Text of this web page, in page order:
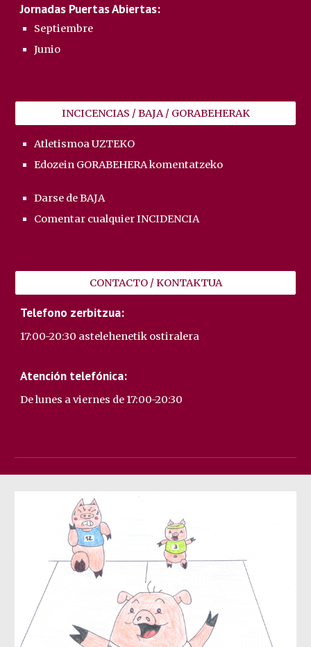
Jornadas Puertas Abiertas:
Septiembre
Junio
INCICENCIAS / BAJA / GORABEHERAK
AtletismoaUZTEKO
Edozein GORABEHERA komentatzeko
Darse de BAJA
Comentar cualquier INCIDENCIA
CONTACTO / KONTAKTUA
Telefono zerbitzua:
17:00-20:30 astelehenetik ostiralera
Atención telefónica:
De lunes a viernes de 17:00-20:30